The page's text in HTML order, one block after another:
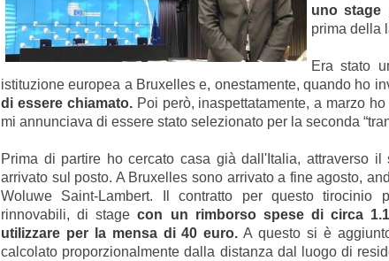
uno
prima della
Era stato
istituzione europea a Bruxelles e, onestamente, quando ho
di essere chiamato.Poi però, inaspettatamente, a marzo
mi annunciava di essere stato selezionato per la seconda
Prima di partire ho cercato casa già dall'Italia, attraverso il
arrivato sul posto. A Bruxelles sono arrivato a fine agosto,
Woluwe Saint-Lambert. Il contratto per questo tirocinio
rinnovabili, di stagecon un rimborso spese di circa
utilizzare per la mensa di 40 euro. A questo si è
calcolato proporzionalmente dalla distanza dal luogo di